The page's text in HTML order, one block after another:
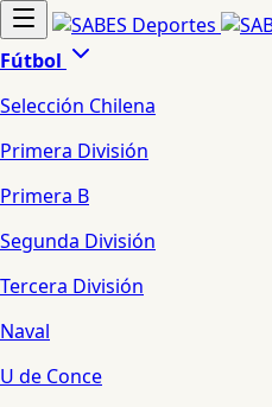
Fútbol
Selección Chilena
Primera División
Primera B
Segunda División
Tercera División
Naval
U de Conce